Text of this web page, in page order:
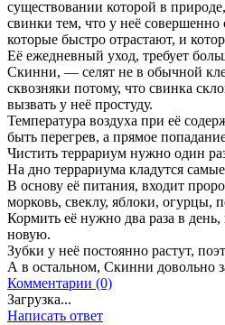
существовании которой в
свинки тем, что у неё
которые быстро отрастают, и
Её ежедневный уход, требует
Скинни, — селят не в обычной
сквозняки потому, что свинка
вызвать у неё простуду.
Температура воздуха при её
быть перегрев, а прямое
Чистить террариум нужно один
На дно террариума кладутся
В основу её питания, входит
морковь, свеклу, яблоки, огурцы,
Кормить её нужно два раза в
новую.
Зубки у неё постоянно растут,
А в остальном, Скинни довольно
Комментарии (0)
Загрузка...
Написать ответ